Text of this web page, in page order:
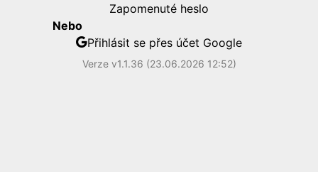
Zapomenuté heslo
Nebo
Přihlásit se přes účet Google
Verze v1.1.36 (23.06.2026 12:52)